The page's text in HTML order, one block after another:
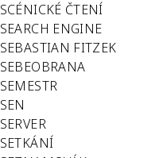
SCÉNICKÉ ČTENÍ
SEARCH ENGINE
SEBASTIAN FITZEK
SEBEOBRANA
SEMESTR
SEN
SERVER
SETKÁNÍ